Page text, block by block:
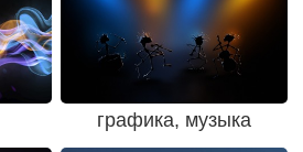
графика, музыка